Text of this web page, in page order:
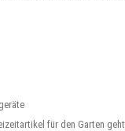
für den Garten geht.